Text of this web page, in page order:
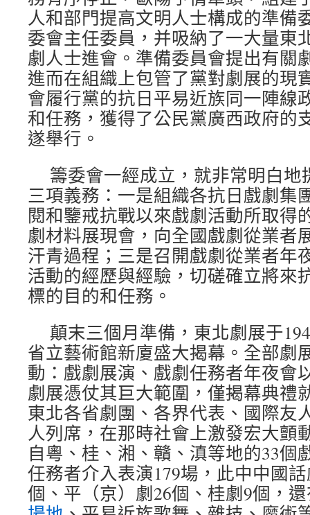
人和部門提高文明人士構成的準備
委會主任委員，并吸納了一大量東
劇人士進會。準備委員會提出有關
進而在組織上包管了黨對劇展的現
會履行黨的抗日平易近族同一陣線
和任務，獲得了公民黨廣西政府的
遂舉行。
籌委會一經成立，就非常明白
三項義務：一是組織各抗日戲劇集
閱和鑒戒抗戰以來戲劇活動所取得
劇材料展現會，向全國戲劇從業者
汗青過程；三是召開戲劇從業者年
活動的經歷與經驗，切磋確立將來
標的目的和任務。
顛末三個月準備，東北劇展于
省立藝術館新廈盛大揭幕。全部劇
動：戲劇展演、戲劇任務者年夜會
劇展憑仗其巨大範圍，僅揭幕典禮
東北各省劇團、各界代表、國際友
人列席，在那時社會上激發宏大顫
自粵、桂、湘、贛、滇等地的33個
任務者介入表演179場，此中中國
個、平（京）劇26個、桂劇9個，